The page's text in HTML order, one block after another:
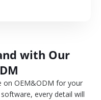
with Our
on OEM&ODM for your
every detail will